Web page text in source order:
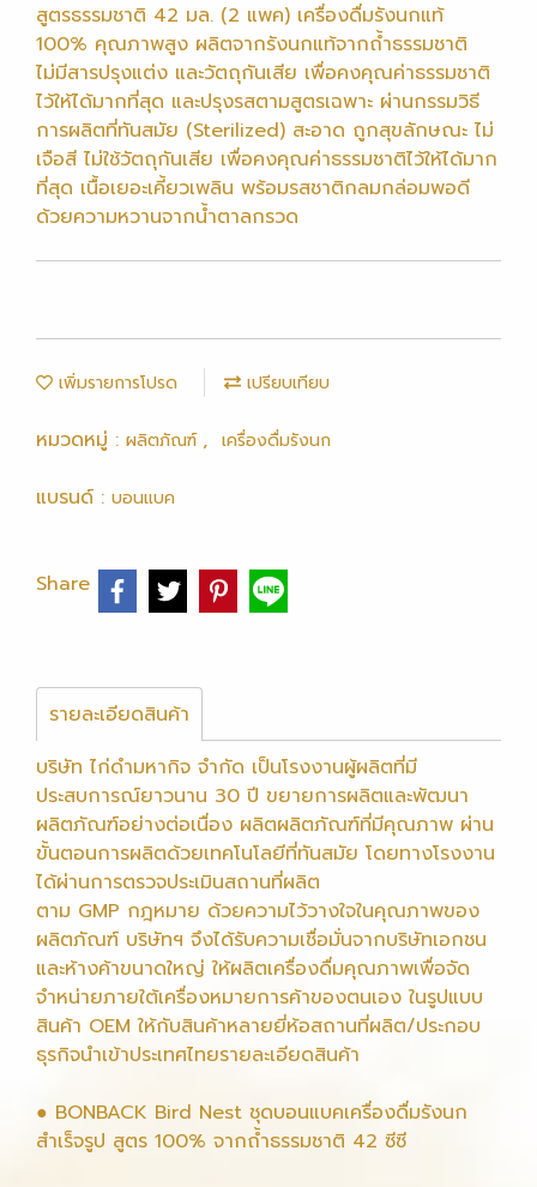
สูตรธรรมชาติ 42 มล. (2 แพค) เครื่องดื่มรังนกแท้
100% คุณภาพสูง ผลิตจากรังนกแท้จากถ้ำธรรมชาติ
ไม่มีสารปรุงแต่ง และวัตถุกันเสีย เพื่อคงคุณค่าธรรมชาติ
ไว้ให้ได้มากที่สุด และปรุงรสตามสูตรเฉพาะ ผ่านกรรมวิธี
การผลิตที่ทันสมัย (Sterilized) สะอาด ถูกสุขลักษณะ ไม่
เจือสี ไม่ใช้วัตถุกันเสีย เพื่อคงคุณค่าธรรมชาติไว้ให้ได้มาก
ที่สุด เนื้อเยอะเคี้ยวเพลิน พร้อมรสชาติกลมกล่อมพอดี
ด้วยความหวานจากน้ำตาลกรวด
เพิ่มรายการโปรด เปรียบเทียบ
หมวดหมู่ : ผลิตภัณฑ์ , เครื่องดื่มรังนก
แบรนด์ : บอนแบค
Share
รายละเอียดสินค้า
บริษัท ไก่ดำมหากิจ จำกัด เป็นโรงงานผู้ผลิตที่มี
ประสบการณ์ยาวนาน 30 ปี ขยายการผลิตและพัฒนา
ผลิตภัณฑ์อย่างต่อเนื่อง ผลิตผลิตภัณฑ์ที่มีคุณภาพ ผ่าน
ขั้นตอนการผลิตด้วยเทคโนโลยีที่ทันสมัย โดยทางโรงงาน
ได้ผ่านการตรวจประเมินสถานที่ผลิต
ตาม GMP กฎหมาย ด้วยความไว้วางใจในคุณภาพของ
ผลิตภัณฑ์ บริษัทฯ จึงได้รับความเชื่อมั่นจากบริษัทเอกชน
และห้างค้าขนาดใหญ่ ให้ผลิตเครื่องดื่มคุณภาพเพื่อจัด
จำหน่ายภายใต้เครื่องหมายการค้าของตนเอง ในรูปแบบ
สินค้า OEM ให้กับสินค้าหลายยี่ห้อสถานที่ผลิต/ประกอบ
ธุรกิจนำเข้าประเทศไทยรายละเอียดสินค้า
● BONBACK Bird Nest ชุดบอนแบคเครื่องดื่มรังนก
สำเร็จรูป สูตร 100% จากถ้ำธรรมชาติ 42 ซีซี